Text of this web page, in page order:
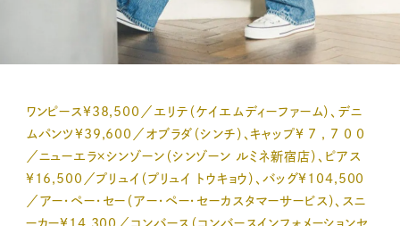
ワンピース¥38,500／エリテ（ケイエムディーファーム）、デニ
ムパンツ¥39,600／オブラダ（シンチ）、キャップ¥ 7 , 7 0 0
／ニューエラ×シンゾーン（シンゾーン ルミネ新宿店）、ピアス
¥16,500／プリュイ（プリュイ トウキョウ）、バッグ¥104,500
／アー・ペー・セー（アー・ペー・セーカスタマーサービス）、スニ
ーカー¥14,300／コンバース（コンバースインフォメーションセ